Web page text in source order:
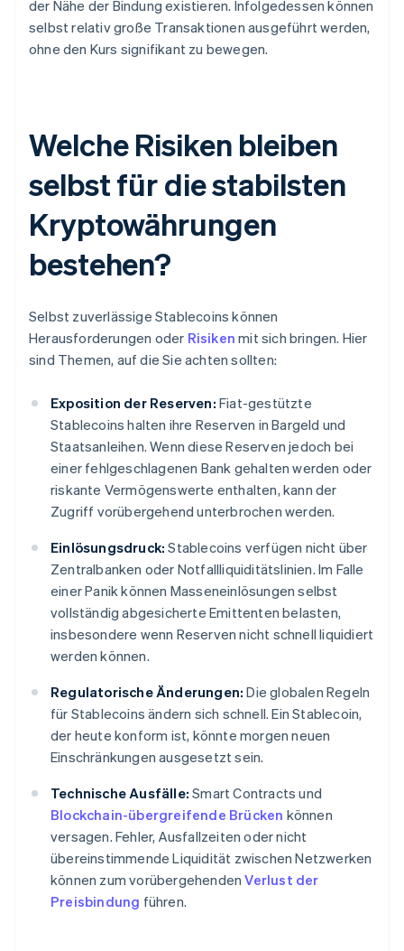
der Nähe der Bindung existieren. Infolgedessen können
selbst relativ große Transaktionen ausgeführt werden,
ohne den Kurs signifikant zu bewegen.
Welche Risiken bleiben
selbst für die stabilsten
Kryptowährungen
bestehen?
Selbst zuverlässige Stablecoins können
Herausforderungen oder Risiken mit sich bringen. Hier
sind Themen, auf die Sie achten sollten:
Exposition der Reserven: Fiat-gestützte
Stablecoins halten ihre Reserven in Bargeld und
Staatsanleihen. Wenn diese Reserven jedoch bei
einer fehlgeschlagenen Bank gehalten werden oder
riskante Vermögenswerte enthalten, kann der
Zugriff vorübergehend unterbrochen werden.
Einlösungsdruck: Stablecoins verfügen nicht über
Zentralbanken oder Notfallliquiditätslinien. Im Falle
einer Panik können Masseneinlösungen selbst
vollständig abgesicherte Emittenten belasten,
insbesondere wenn Reserven nicht schnell liquidiert
werden können.
Regulatorische Änderungen: Die globalen Regeln
für Stablecoins ändern sich schnell. Ein Stablecoin,
der heute konform ist, könnte morgen neuen
Einschränkungen ausgesetzt sein.
Technische Ausfälle: Smart Contracts und
Blockchain-übergreifende Brücken können
versagen. Fehler, Ausfallzeiten oder nicht
übereinstimmende Liquidität zwischen Netzwerken
können zum vorübergehendenVerlust der
Preisbindung führen.